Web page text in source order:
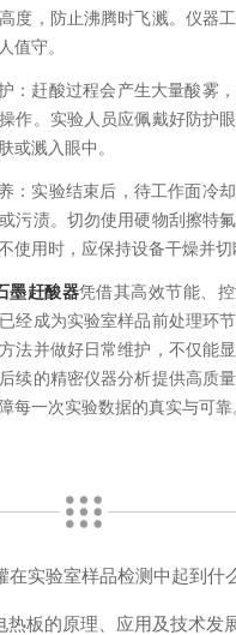
度，防止沸腾时飞溅。仪器
值守。
赶酸过程会产生大量酸雾，
作。实验人员应佩戴好防护
或溅入眼中。
实验结束后，待工作面冷却
污渍。切勿使用硬物刮擦特
使用时，应保持设备干燥并切
墨赶酸器凭借其高效节能、
经成为实验室样品前处理环
法并做好日常维护，不仅能
续的精密仪器分析提供高质
每一次实验数据的真实与可靠
在实验室样品检测中起到什
热板的原理、应用及技术发